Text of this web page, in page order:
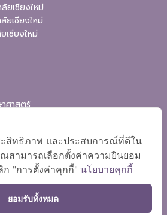
ยเชียงใหม่
ยเชียงใหม่
เชียงใหม่
ศาสตร์
าสตร์
ะสิทธิภาพ และประสบการณ์ที่ดีใน
สามารถเลือกตั้งค่าความยินยอม
ก "การตั้งค่าคุกกี้" นโยบายคุกกี้
ยอมรับทั้งหมด